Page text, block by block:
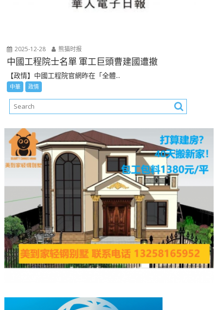
2025-12-28 熊猫时报
中國工程院士名單 軍工巨頭曹建國遭撤
【政情】中國工程院官網昨在「全體...
中華 政情